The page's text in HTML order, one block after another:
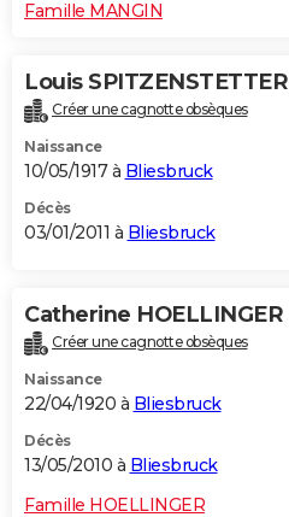
Famille MANGIN
Louis SPITZENSTETTER
Créer une cagnotte obsèques
Naissance
10/05/1917 à Bliesbruck
Décès
03/01/2011 à Bliesbruck
Catherine HOELLINGER
Créer une cagnotte obsèques
Naissance
22/04/1920 à Bliesbruck
Décès
13/05/2010 à Bliesbruck
Famille HOELLINGER